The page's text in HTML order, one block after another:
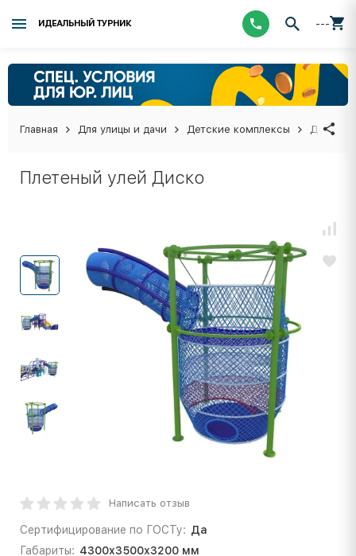
ИДЕАЛЬНЫЙ ТУРНИК ---
Главная Для улицы и дачи Детские комплексы
Плетеный улей Диско
Написать отзыв
Сертифицирование по ГОСТу: Да
Габариты: 4300х3500х3200 мм